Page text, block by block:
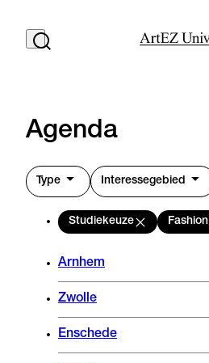
Agenda
Type Interessegebied
Studiekeuze Fashion
Arnhem
Zwolle
Enschede